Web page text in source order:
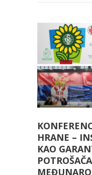
HRANE –
KAO